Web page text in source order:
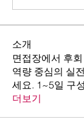
소개
면접장에서 후
역량 중심의 실
세요. 1~5일 구
더보기